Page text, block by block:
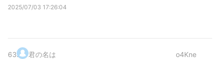
2025/07/03 17:26:04
63. 君の名は o4Kne